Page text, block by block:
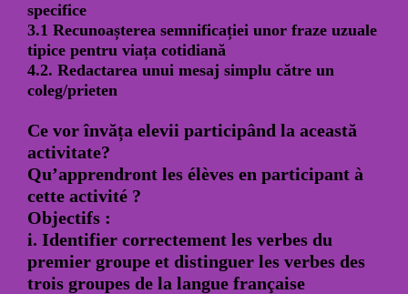
specifice
3.1 Recunoașterea semnificației unor fraze uzuale
tipice pentru viața cotidiană
4.2. Redactarea unui mesaj simplu către un
coleg/prieten
Ce vor învăța elevii participând la această
activitate?
Qu’apprendront les élèves en participant à
cette activité ?
Objectifs :
i. Identifier correctement les verbes du
premier groupe et distinguer les verbes des
trois groupes de la langue française